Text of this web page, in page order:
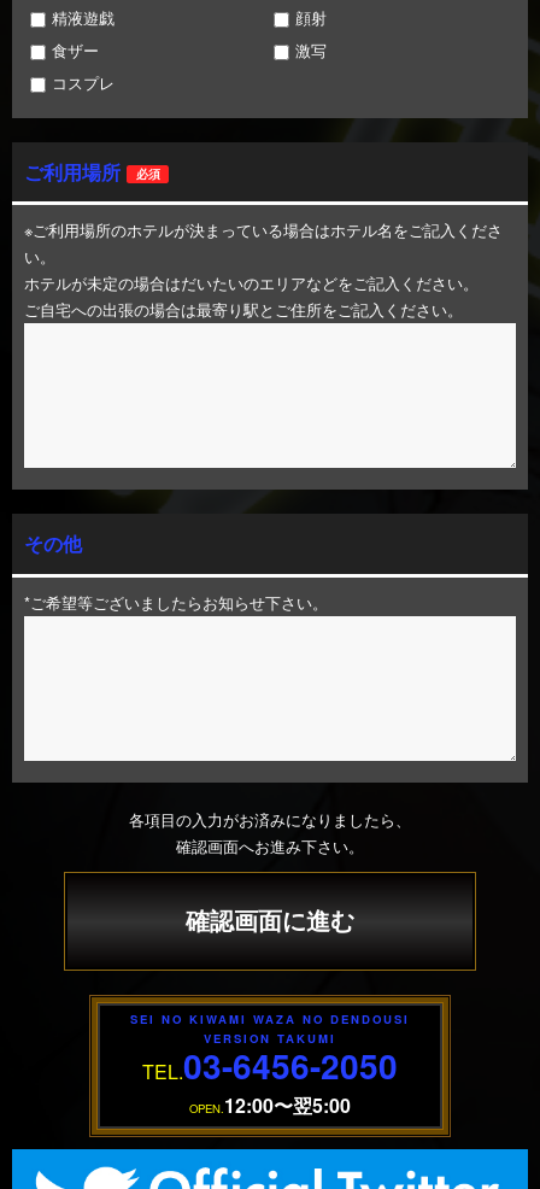
精液遊戯
顔射
食ザー
激写
コスプレ
ご利用場所 必須
※ご利用場所のホテルが決まっている場合はホテル名をご記入くださ
い。
ホテルが未定の場合はだいたいのエリアなどをご記入ください。
ご自宅への出張の場合は最寄り駅とご住所をご記入ください。
その他
*ご希望等ございましたらお知らせ下さい。
各項目の入力がお済みになりましたら、
確認画面へお進み下さい。
SEI NO KIWAMI WAZA NO DENDOUSI
VERSION TAKUMI
TEL.03-6456-2050
OPEN. 12:00〜翌5:00